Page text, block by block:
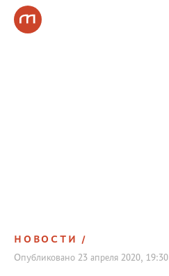
НОВОСТИ
Опубликовано 23 апреля 2020, 19:30